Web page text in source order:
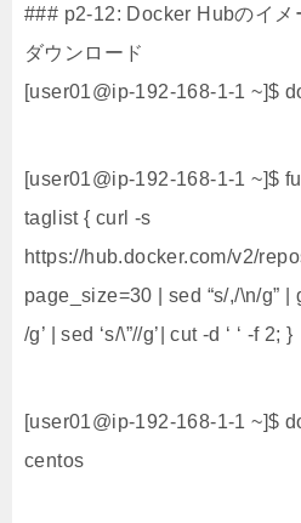
### p2-12: Docker Hubのイメ
ダウンロード
[user01@ip-192-168-1-1 ~]$
[user01@ip-192-168-1-1 ~]$
taglist { curl -s
https://hub.docker.com/v2/
page_size=30 | sed “s/,/\n/g” |
/g’ | sed ‘s/\”//g’| cut -d ‘ ‘ -f 2; }
[user01@ip-192-168-1-1 ~]$
centos